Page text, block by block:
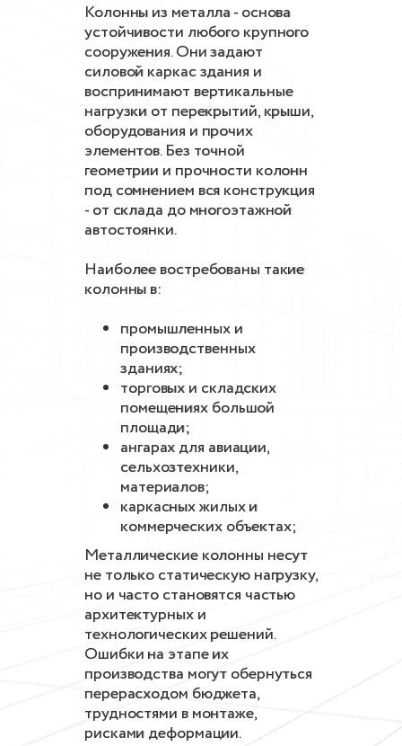
Колонны из металла - основа
устойчивости любого крупного
сооружения. Они задают
силовой каркас здания и
воспринимают вертикальные
нагрузки от перекрытий, крыши,
оборудования и прочих
элементов. Без точной
геометрии и прочности колонн
под сомнением вся конструкция
- от склада до многоэтажной
автостоянки.
Наиболее востребованы такие
колонны в:
промышленных и
производственных
зданиях;
торговых и складских
помещениях большой
площади;
ангарах для авиации,
сельхозтехники,
материалов;
каркасных жилых и
коммерческих объектах;
Металлические колонны несут
не только статическую нагрузку,
но и часто становятся частью
архитектурных и
технологических решений.
Ошибки на этапе их
производства могут обернуться
перерасходом бюджета,
трудностями в монтаже,
рисками деформации.